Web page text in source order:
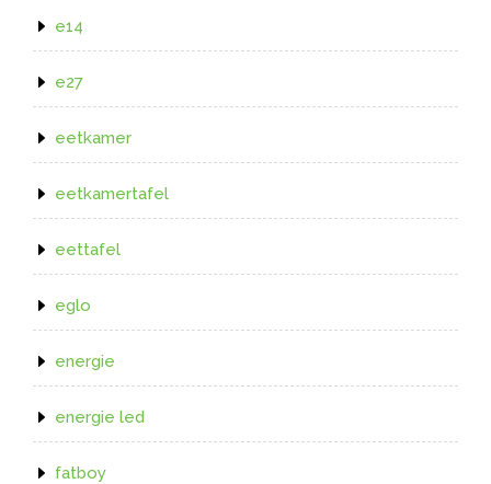
e14
e27
eetkamer
eetkamertafel
eettafel
eglo
energie
energie led
fatboy